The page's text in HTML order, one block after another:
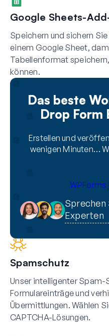
Google Sheets-
Speichern und sichern
einem Google Sheet,
Tabellenformat
können.
Das beste
Drop Form
Erstellen und
wenigen Minuten…
Sprechen
Experten
Spamschutz
Unser intelligenter
Formulareinträge und
Übermittlungen. Wählen
CAPTCHA-Lösungen.